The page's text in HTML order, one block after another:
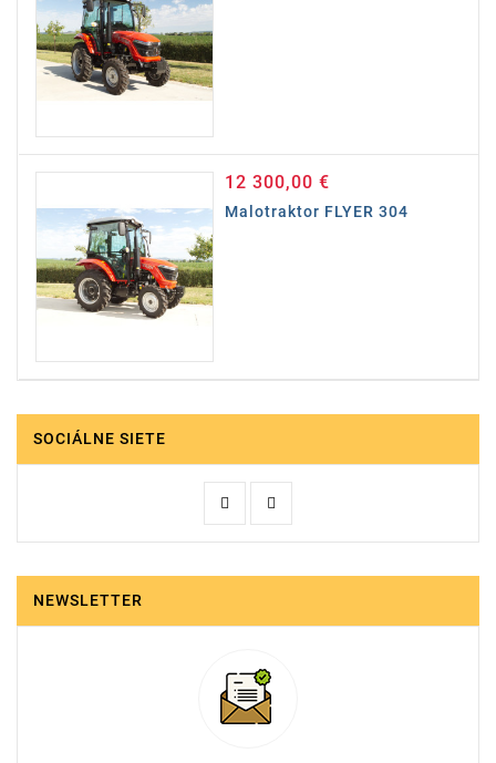
12 300,00 €Cena
Malotraktor FLYER 304
SOCIÁLNE SIETE
NEWSLETTER